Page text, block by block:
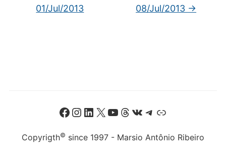
01/Jul/2013
08/Jul/2013 →
Facebook Instagram LinkedIn X Youtube Threads
Copyrigth© since 1997 - Marsio Antônio Ribeiro